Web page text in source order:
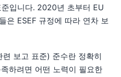
입니다. 2020년 초부터 EU
은 ESEF 규정에 따라 연차 보
보고 표준) 준수란 정확히
하려면 어떤 노력이 필요한